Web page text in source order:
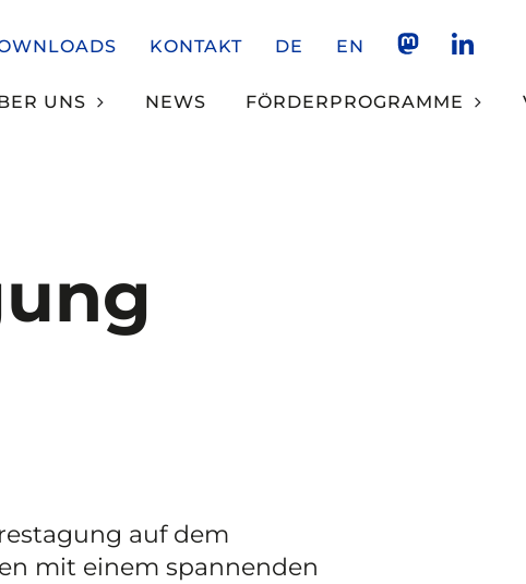
KONTAKT DE EN NKCS AUF
NKCS
UNS NEWS FÖRDERPROGRAMME
auf dem
mit einem spannenden